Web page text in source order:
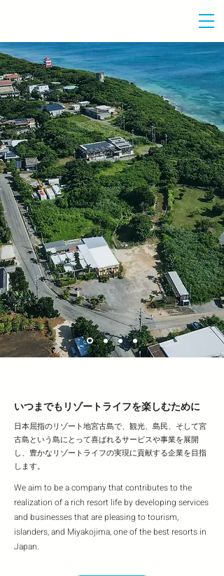
いつまでもリゾートライフを楽しむために
日本屈指のリゾート地宮古島で、観光、島民、そして宮
古島という島にとって喜ばれるサービスや事業を展開
し、豊かなリゾートライフの実現に貢献する企業を目指
します。
We aim to be a company that contributes to the
realization of a rich resort life by developing services
and businesses that are pleasing to tourism,
islanders, and Miyakojima, one of the best resorts in
Japan.